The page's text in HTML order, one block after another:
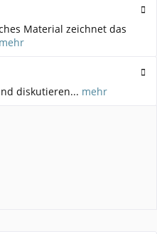
Material zeichnet das
mehr
diskutieren... mehr